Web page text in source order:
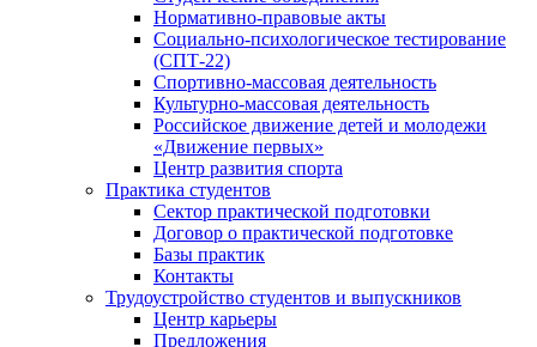
Нормативно-правовые акты
Социально-психологическое тестирование
(СПТ-22)
Спортивно-массовая деятельность
Культурно-массовая деятельность
Российское движение детей и молодежи
«Движение первых»
Центр развития спорта
Практика студентов
Сектор практической подготовки
Договор о практической подготовке
Базы практик
Контакты
Трудоустройство студентов и выпускников
Центр карьеры
Предложения